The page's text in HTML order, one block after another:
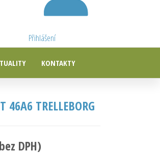
Přihlášení
KONTAKTY
TRELLEBORG
DPH)